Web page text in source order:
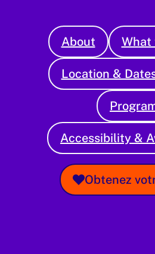
About What
Location &
Accessibility &
Obtenez